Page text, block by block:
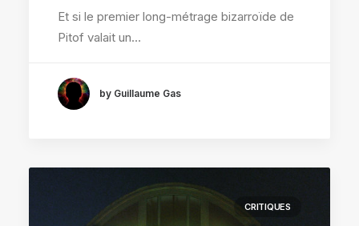
Et si le premier long-métrage bizarroïde de
Pitof valait un…
by Guillaume Gas
CRITIQUES